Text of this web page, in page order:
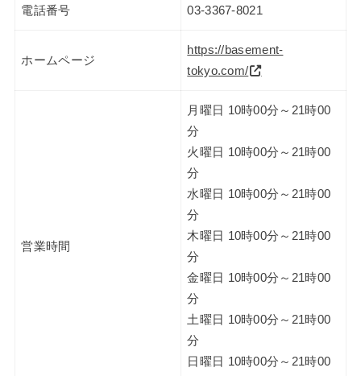
電話番号 03-3367-8021
ホームページ
https://basement-
tokyo.com/
営業時間
月曜日 10時00分～21時00
分
火曜日 10時00分～21時00
分
水曜日 10時00分～21時00
分
木曜日 10時00分～21時00
分
金曜日 10時00分～21時00
分
土曜日 10時00分～21時00
分
日曜日 10時00分～21時00